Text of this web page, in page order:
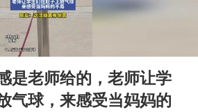
黄金牛市回来了吗
36岁男演员成景区NPC后人气爆棚
是老师给的，老师让学
气球，来感受当妈妈的